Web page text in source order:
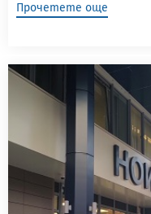
Прочетете още